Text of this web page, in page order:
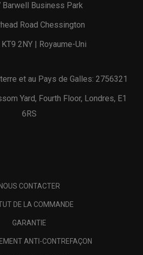
Barwell Business Park
Road Chessington
2NY | Royaume-Uni
et au Pays de Galles: 2756321
Yard, Fourth Floor, Londres, E1
6RS
NOUS CONTACTER
DE LA COMMANDE
GARANTIE
ANTI-CONTREFAÇON